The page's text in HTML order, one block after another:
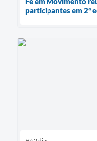
participantes em 2ª